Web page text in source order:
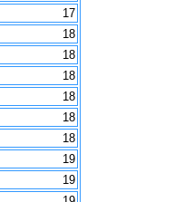
17
18
18
18
18
18
18
19
19